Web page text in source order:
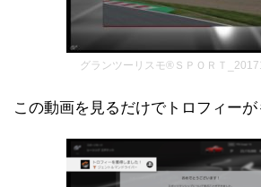
グランツーリスモ®ＳＰＯＲＴ
この動画を見るだけでトロフィーが